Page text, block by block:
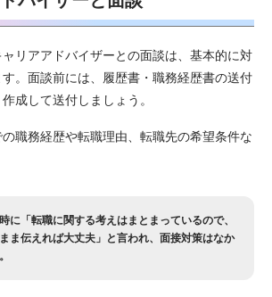
リアアドバイザーとの面談は、基本的に対
。面談前には、履歴書・職務経歴書の送付
成して送付しましょう。
職務経歴や転職理由、転職先の希望条件な
に「転職に関する考えはまとまっているので、
ま伝えれば大丈夫」と言われ、面接対策はなか